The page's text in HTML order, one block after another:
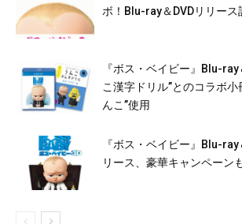
ボ！Blu-ray＆DVDリリース
『ボス・ベイビー』Blu-ray
こ漢字ドリル”とのコラボ小
んこ”使用
『ボス・ベイビー』Blu-ray
リース、豪華キャンペーン